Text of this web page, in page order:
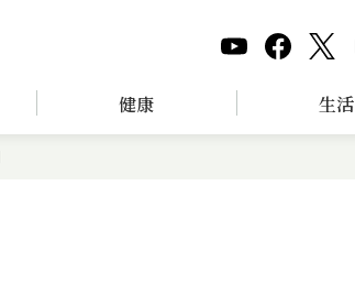
健康 生活